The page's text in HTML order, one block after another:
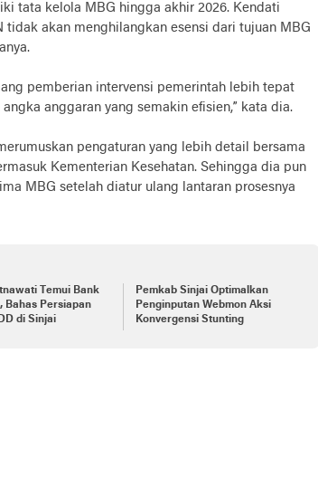
tata kelola MBG hingga akhir 2026. Kendati
akan menghilangkan esensi dari tujuan MBG
pemberian intervensi pemerintah lebih tepat
anggaran yang semakin efisien,” kata dia.
pengaturan yang lebih detail bersama
Kementerian Kesehatan. Sehingga dia pun
MBG setelah diatur ulang lantaran prosesnya
Temui Bank
Bahas Persiapan
di Sinjai
Pemkab Sinjai Optimalkan
Penginputan Webmon Aksi
Konvergensi Stunting